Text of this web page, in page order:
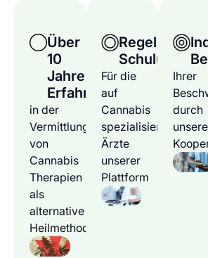
Über
10
Jahre
Erfahrung
in der
Vermittlung
von
Cannabis
Therapien
als
alternative
Heilmethode
Regelmäßige
Schulungen
Für die
auf
Cannabis
spezialisierten
Ärzte
unserer
Plattform
Ihrer
durch
unsere